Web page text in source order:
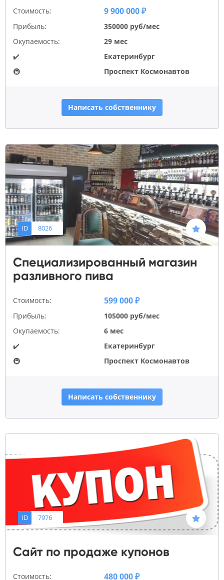
Стоимость: 9 900 000 ₽
Прибыль:
350000 руб/мес
Окупаемость:
29 мес
✔️
Екатеринбург
🚇
Проспект Космонавтов
Написать собственнику
ID 8026
Специализированный магазин
разливного пива
Стоимость: 599 000 ₽
Прибыль:
105000 руб/мес
Окупаемость:
6 мес
✔️
Екатеринбург
🚇
Проспект Космонавтов
Написать собственнику
ID 7976
Сайт по продаже купонов
Стоимость: 480 000 ₽